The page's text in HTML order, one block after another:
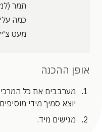
תמר
כמה
מעט
אופן ההכנה
מערבבים את כל
יוצא סמיך מידי
מגישים מיד.